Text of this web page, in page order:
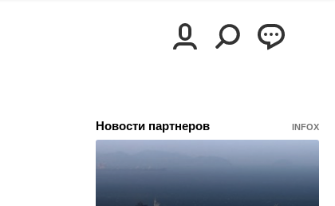
Новости партнеров INFOX